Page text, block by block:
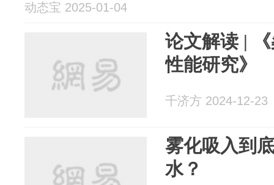
动态宝 2025-01-04
论文解读 |
性能研究》
千济方 2024-12-23
雾化吸入到
水？